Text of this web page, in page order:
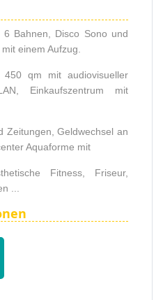
Bahnen, Disco Sono und
einem Aufzug.
450 qm mit audiovisueller
Einkaufszentrum mit
Zeitungen, Geldwechsel an
Aquaforme mit
Fitness, Friseur,
...